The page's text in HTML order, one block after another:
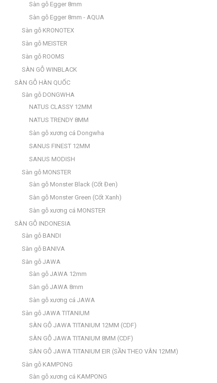
Sàn gỗ Egger 8mm
Sàn gỗ Egger 8mm - AQUA
Sàn gỗ KRONOTEX
Sàn gỗ MEISTER
Sàn gỗ ROOMS
SÀN GỖ WINBLACK
SÀN GỖ HÀN QUỐC
Sàn gỗ DONGWHA
NATUS CLASSY 12MM
NATUS TRENDY 8MM
Sàn gỗ xương cá Dongwha
SANUS FINEST 12MM
SANUS MODISH
Sàn gỗ MONSTER
Sàn gỗ Monster Black (Cốt Đen)
Sàn gỗ Monster Green (Cốt Xanh)
Sàn gỗ xương cá MONSTER
SÀN GỖ INDONESIA
Sàn gỗ BANDI
Sàn gỗ BANIVA
Sàn gỗ JAWA
Sàn gỗ JAWA 12mm
Sàn gỗ JAWA 8mm
Sàn gỗ xương cá JAWA
Sàn gỗ JAWA TITANIUM
SÀN GỖ JAWA TITANIUM 12MM (CDF)
SÀN GỖ JAWA TITANIUM 8MM (CDF)
SÀN GỖ JAWA TITANIUM EIR (SẦN THEO VÂN 12MM)
Sàn gỗ KAMPONG
Sàn gỗ xương cá KAMPONG